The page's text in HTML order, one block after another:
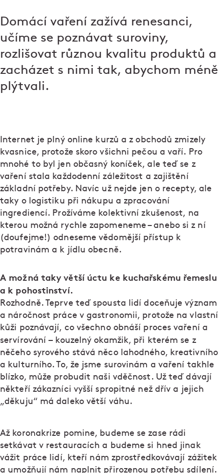
Domácí vaření zažívá renesanci,
učíme se poznávat suroviny,
rozlišovat různou kvalitu produktů a
zacházet s nimi tak, abychom méně
plýtvali.
Internet je plný online kurzů a z obchodů zmizely
kvasnice, protože skoro všichni pečou a vaří. Pro
mnohé to byl jen občasný koníček, ale teď se z
vaření stala každodenní záležitost a zajištění
základní potřeby. Navíc už nejde jen o recepty, ale
taky o logistiku při nákupu a zpracování
ingrediencí. Prožíváme kolektivní zkušenost, na
kterou možná rychle zapomeneme – anebo si z ní
(doufejme!) odneseme vědomější přístup k
potravinám a k jídlu obecně.
A možná taky větší úctu ke kuchařskému řemeslu
a k pohostinství.
Rozhodně. Teprve teď spousta lidí doceňuje význam
a náročnost práce v gastronomii, protože na vlastní
kůži poznávají, co všechno obnáší proces vaření a
servírování– kouzelný okamžik, při kterém se z
něčeho syrového stává něco lahodného, kreativního
a kulturního. To, že jsme surovinám a vaření takhle
blízko, může probudit naši vděčnost. Už teď dávají
někteří zákazníci vyšší spropitné než dřív a jejich
„děkuju“ má daleko větší váhu.
Až koronakrize pomine, budeme se zase rádi
setkávat v restauracích a budeme si hned jinak
vážit práce lidí, kteří nám zprostředkovávají zážitek
a umožňují nám naplnit přirozenou potřebu sdílení.